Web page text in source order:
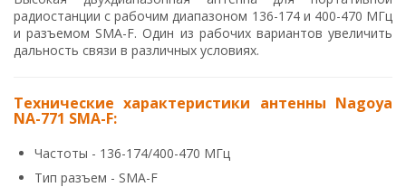
радиостанции с рабочим диапазоном 136-174 и 400-470 МГц
и разъемом SMA-F. Один из рабочих вариантов увеличить
дальность связи в различных условиях.
Технические характеристики антенны Nagoya
NA-771 SMA-F:
Частоты - 136-174/400-470 МГц
Тип разъем - SMA-F